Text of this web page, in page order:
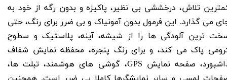
تلاش، درخششی بی نظیر، پاکیزه و بدون رگه از خود به
می ‌گذارد. این فرمول بدون آمونیاک و بی ضرر برای رنگ، حتی
ترین آلودگی ها را از شیشه، آینه، پلاستیک و سطوح
پاک می کند، و برای رنگ پنجره، محفظه نمایش شفاف
صفحه نمایش GPS، گوشی های هوشمند، تبلت ها،